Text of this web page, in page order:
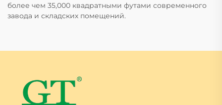
более чем 35,000 квадратными футами современного
завода и складских помещений.